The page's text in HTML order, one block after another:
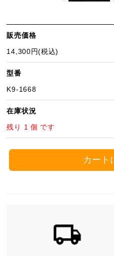
販売価格
14,300円(税込)
型番
K9-1668
在庫状況
残り 1 個 です
カート